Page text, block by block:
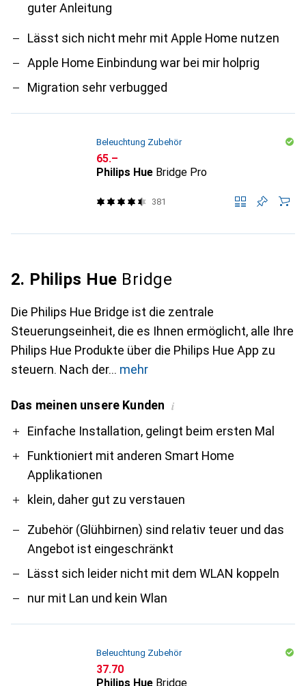
guter Anleitung
Lässt sich nicht mehr mit Apple Home nutzen
Apple Home Einbindung war bei mir holprig
Migration sehr verbugged
Beleuchtung Zubehör
CHF
65.–
Philips Hue Bridge Pro
381
2. Philips Hue Bridge
Die Philips Hue Bridge ist die zentrale
Steuerungseinheit, die es Ihnen ermöglicht, alle Ihre
Philips Hue Produkte über die Philips Hue App zu
steuern. Nach der
mehr
Das meinen unsere Kunden i
ProEinfache Installation, gelingt beim ersten Mal
Funktioniert mit anderen Smart Home
Applikationen
klein, daher gut zu verstauen
Contra
Zubehör (Glühbirnen) sind relativ teuer und das
Angebot ist eingeschränkt
Lässt sich leider nicht mit dem WLAN koppeln
nur mit Lan und kein Wlan
Beleuchtung Zubehör
CHF
37.70
Philips Hue Bridge